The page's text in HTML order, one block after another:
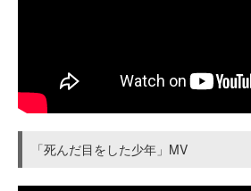
「死んだ目をした少年」MV